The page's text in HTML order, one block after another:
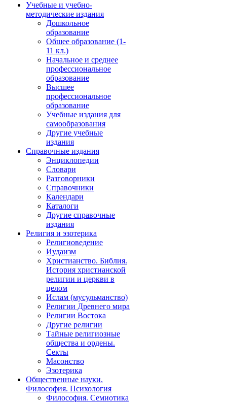
Учебные и учебно-
методические издания
Дошкольное
образование
Общее образование (1-
11 кл.)
Начальное и среднее
профессиональное
образование
Высшее
профессиональное
образование
Учебные издания для
самообразования
Другие учебные
издания
Справочные издания
Энциклопедии
Словари
Разговорники
Справочники
Календари
Каталоги
Другие справочные
издания
Религия и эзотерика
Религиоведение
Иудаизм
Христианство. Библия.
История христианской
религии и церкви в
целом
Ислам (мусульманство)
Религии Древнего мира
Религии Востока
Другие религии
Тайные религиозные
общества и ордены.
Секты
Масонство
Эзотерика
Общественные науки.
Философия. Психология
Философия. Семиотика